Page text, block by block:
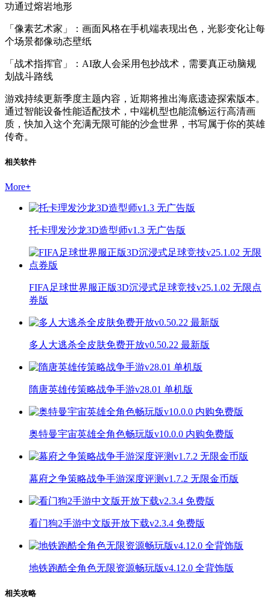
功通过熔岩地形
「像素艺术家」：画面风格在手机端表现出色，光影变化让每
个场景都像动态壁纸
「战术指挥官」：AI敌人会采用包抄战术，需要真正动脑规
划战斗路线
游戏持续更新季度主题内容，近期将推出海底遗迹探索版本。
通过智能设备性能适配技术，中端机型也能流畅运行高清画
质，快加入这个充满无限可能的沙盒世界，书写属于你的英雄
传奇。
相关软件
More+
托卡理发沙龙3D造型师v1.3 无广告版
FIFA足球世界服正版3D沉浸式足球竞技v25.1.02 无限点
券版
多人大逃杀全皮肤免费开放v0.50.22 最新版
隋唐英雄传策略战争手游v28.01 单机版
奥特曼宇宙英雄全角色畅玩版v10.0.0 内购免费版
幕府之争策略战争手游深度评测v1.7.2 无限金币版
看门狗2手游中文版开放下载v2.3.4 免费版
地铁跑酷全角色无限资源畅玩版v4.12.0 全背饰版
相关攻略